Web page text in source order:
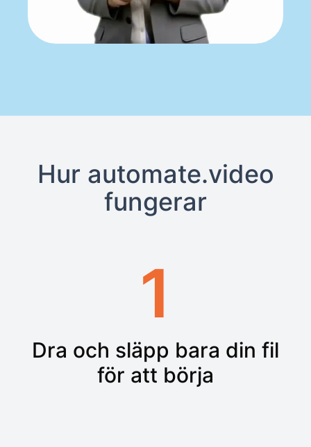
Hur automate.video
fungerar
1
Dra och släpp bara din fil
för att börja